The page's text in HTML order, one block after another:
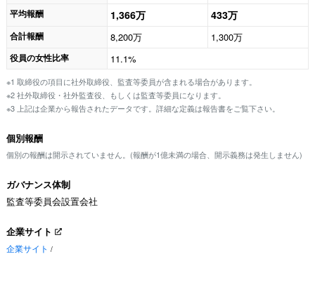
平均報酬 1,366万 433万
合計報酬 8,200万 1,300万
役員の女性比率 11.1%
※1 取締役の項目に社外取締役、監査等委員が含まれる場合があります。
※2 社外取締役・社外監査役、もしくは監査等委員になります。
※3 上記は企業から報告されたデータです。詳細な定義は報告書をご覧下さい。
個別報酬
個別の報酬は開示されていません。(報酬が1億未満の場合、開示義務は発生しません)
ガバナンス体制
監査等委員会設置会社
企業サイト
企業サイト /